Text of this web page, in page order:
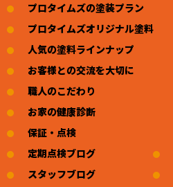
プロタイムズの塗装プラン
プロタイムズオリジナル塗料
人気の塗料ラインナップ
お客様との交流を大切に
職人のこだわり
お家の健康診断
保証・点検
定期点検ブログ
スタッフブログ